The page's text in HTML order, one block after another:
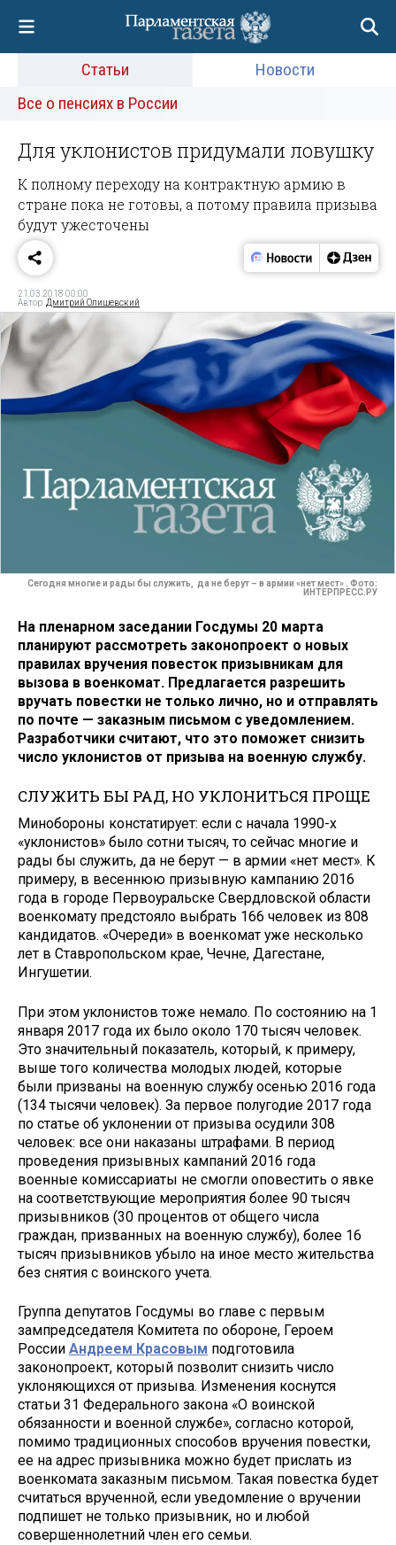
Статьи
Новости
Все о пенсиях в России
Для уклонистов придумали ловушку
К полному переходу на контрактную армию в
стране пока не готовы, а потому правила призыва
будут ужесточены
21.03.2018 00:00
Автор: Дмитрий Олишевский
Сегодня многие и рады бы служить, да не берут – в армии «нет мест» . Фото:
ИНТЕРПРЕСС.РУ
На пленарном заседании Госдумы 20 марта
планируют рассмотреть законопроект о новых
правилах вручения повесток призывникам для
вызова в военкомат. Предлагается разрешить
вручать повестки не только лично, но и отправлять
по почте — заказным письмом с уведомлением.
Разработчики считают, что это поможет снизить
число уклонистов от призыва на военную службу.
СЛУЖИТЬ БЫ РАД, НО УКЛОНИТЬСЯ ПРОЩЕ
Минобороны констатирует: если с начала 1990-х
«уклонистов» было сотни тысяч, то сейчас многие и
рады бы служить, да не берут — в армии «нет мест». К
примеру, в весеннюю призывную кампанию 2016
года в городе Первоуральске Свердловской области
военкомату предстояло выбрать 166 человек из 808
кандидатов. «Очереди» в военкомат уже несколько
лет в Ставропольском крае, Чечне, Дагестане,
Ингушетии.
При этом уклонистов тоже немало. По состоянию на 1
января 2017 года их было около 170 тысяч человек.
Это значительный показатель, который, к примеру,
выше того количества молодых людей, которые
были призваны на военную службу осенью 2016 года
(134 тысячи человек). За первое полугодие 2017 года
по статье об уклонении от призыва осудили 308
человек: все они наказаны штрафами. В период
проведения призывных кампаний 2016 года
военные комиссариаты не смогли оповестить о явке
на соответствующие мероприятия более 90 тысяч
призывников (30 процентов от общего числа
граждан, призванных на военную службу), более 16
тысяч призывников убыло на иное место жительства
без снятия с воинского учета.
Группа депутатов Госдумы во главе с первым
зампредседателя Комитета по обороне, Героем
России Андреем Красовым подготовила
законопроект, который позволит снизить число
уклоняющихся от призыва. Изменения коснутся
статьи 31 Федерального закона «О воинской
обязанности и военной службе», согласно которой,
помимо традиционных способов вручения повестки,
ее на адрес призывника можно будет прислать из
военкомата заказным письмом. Такая повестка будет
считаться врученной, если уведомление о вручении
подпишет не только призывник, но и любой
совершеннолетний член его семьи.